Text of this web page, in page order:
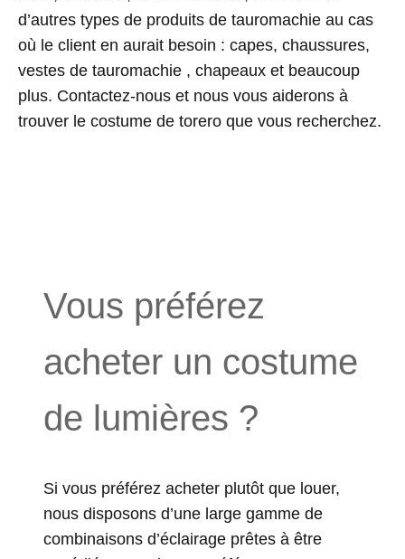
d’autres types de produits de tauromachie au cas
où le client en aurait besoin : capes, chaussures,
vestes de tauromachie , chapeaux et beaucoup
plus. Contactez-nous et nous vous aiderons à
trouver le costume de torero que vous recherchez.
Vous préférez
acheter un costume
de lumières ?
Si vous préférez acheter plutôt que louer,
nous disposons d’une large gamme de
combinaisons d’éclairage prêtes à être